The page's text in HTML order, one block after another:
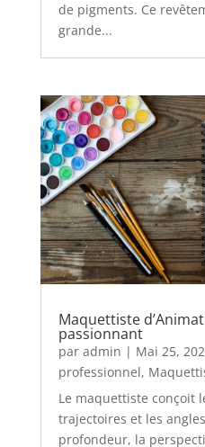
de pigments. Ce
grande...
Maquettiste
passionnant
par admin | Mai 25,
professionnel,
Le maquettiste conçoit
trajectoires et les
profondeur, la